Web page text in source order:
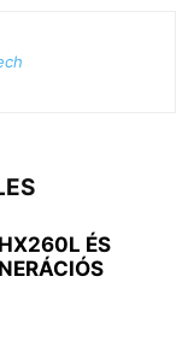
ÉS